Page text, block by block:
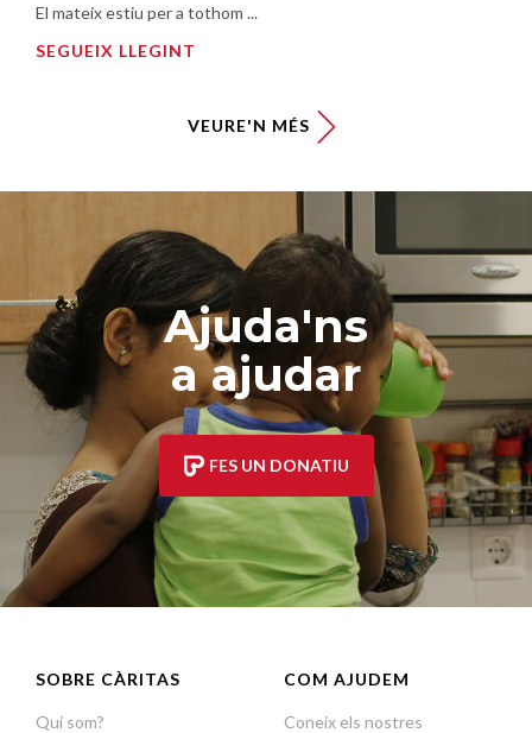
El mateix estiu per a tothom ...
SEGUEIX LLEGINT
VEURE'N MÉS
Ajuda'ns
a ajudar
FES UN DONATIU
SOBRE CÀRITAS
Qui som?
COM AJUDEM
Coneix els nostres